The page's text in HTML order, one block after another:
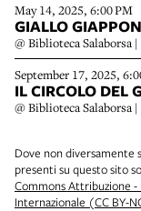
May 14, 2025, 6:00 PM
GIALLO
@ Biblioteca Salaborsa
September 17, 2025,
IL CIRCOLO DEL
@ Biblioteca Salaborsa
Dove non
presenti su questo sito
Commons Attribuzione -
Internazionale (CC BY-